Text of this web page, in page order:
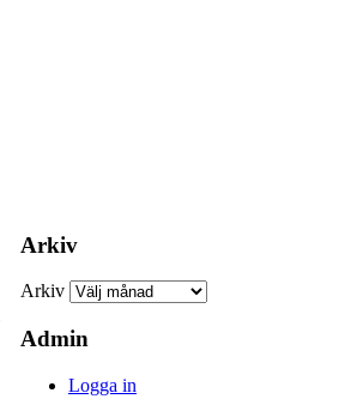
Arkiv
Arkiv
Admin
Logga in